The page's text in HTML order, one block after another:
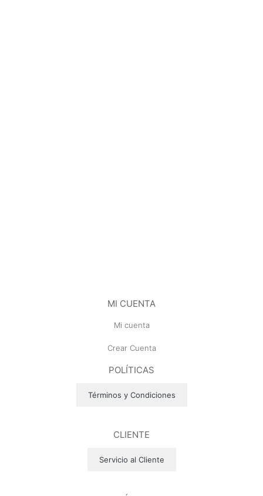
MI CUENTA
Mi cuenta
Crear Cuenta
POLÍTICAS
Términos y Condiciones
CLIENTE
Servicio al Cliente